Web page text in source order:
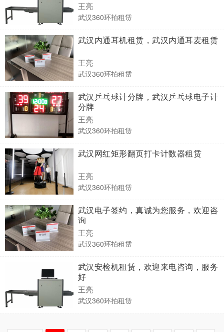
王亮
武汉360环拍租赁
武汉内通耳机租赁，武汉内通耳麦租赁
王亮
武汉360环拍租赁
武汉乒乓球计分牌，武汉乒乓球电子计
分牌
王亮
武汉360环拍租赁
武汉网红矩形翻页打卡计数器租赁
王亮
武汉360环拍租赁
武汉电子签约，真诚为您服务，欢迎咨
询
王亮
武汉360环拍租赁
武汉安检机租赁，欢迎来电咨询，服务
好
王亮
武汉360环拍租赁